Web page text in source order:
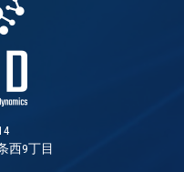
西9丁目